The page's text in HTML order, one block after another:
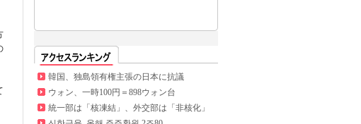
韓国、独島領有権主張の日本に抗議
ウォン、一時100円＝898ウォン台
統一部は「核凍結」、外交部は「非核化」